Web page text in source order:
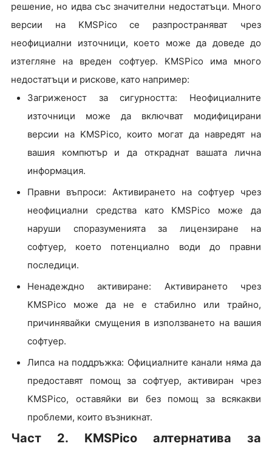
решение, но идва със значителни недостатъци. Много
версии на KMSPico се разпространяват чрез
неофициални източници, което може да доведе до
изтегляне на вреден софтуер. KMSPico има много
недостатъци и рискове, като например:
Загриженост за сигурността: Неофициалните
източници може да включват модифицирани
версии на KMSPico, които могат да навредят на
вашия компютър и да откраднат вашата лична
информация.
Правни въпроси: Активирането на софтуер чрез
неофициални средства като KMSPico може да
наруши споразуменията за лицензиране на
софтуер, което потенциално води до правни
последици.
Ненадеждно активиране: Активирането чрез
KMSPico може да не е стабилно или трайно,
причинявайки смущения в използването на вашия
софтуер.
Липса на поддръжка: Официалните канали няма да
предоставят помощ за софтуер, активиран чрез
KMSPico, оставяйки ви без помощ за всякакви
проблеми, които възникнат.
Част 2. KMSPico алтернатива за